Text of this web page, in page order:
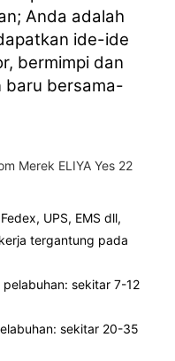
Anda adalah
ide-ide
bermimpi dan
baru bersama-
UPS, EMS dll,
tergantung pada
sekitar 7-12
sekitar 20-35